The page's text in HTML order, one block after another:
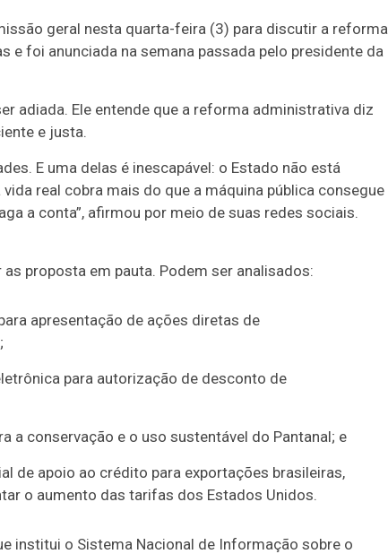
geral nesta quarta-feira (3) para discutir a reforma
e foi anunciada na semana passada pelo presidente da
adiada. Ele entende que a reforma administrativa diz
e justa.
E uma delas é inescapável: o Estado não está
real cobra mais do que a máquina pública consegue
a conta”, afirmou por meio de suas redes sociais.
proposta em pauta. Podem ser analisados:
apresentação de ações diretas de
para autorização de desconto de
a conservação e o uso sustentável do Pantanal; e
de apoio ao crédito para exportações brasileiras,
o aumento das tarifas dos Estados Unidos.
institui o Sistema Nacional de Informação sobre o